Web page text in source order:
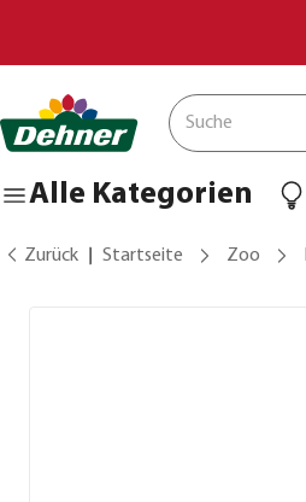
Alle Kategorien
Zurück Startseite Zoo